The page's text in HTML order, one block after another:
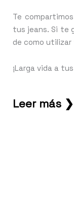
Te
tus jeans. Si te
de como
¡Larga vida a
Leer más